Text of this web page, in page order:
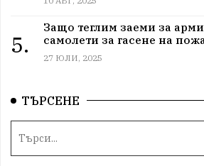
5.
Защо теглим заеми за
самолети за гасене на
27 ЮЛИ, 2025
ТЪРСЕНЕ